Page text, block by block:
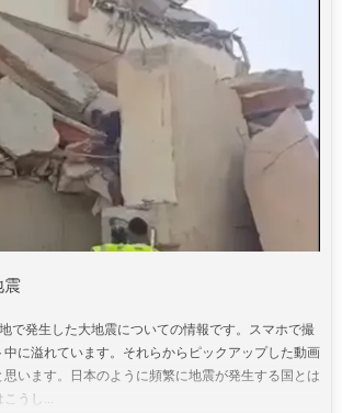
震
で発生した大地震についての情報です。スマホで撮
に溢れています。それらからピックアップした動画
思います。日本のように頻繁に地震が発生する国とは
うし...